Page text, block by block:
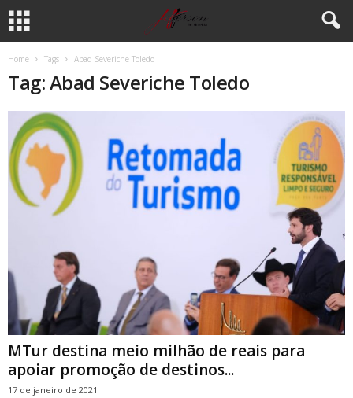
Home Tags Abad Severiche Toledo
Tag: Abad Severiche Toledo
MTur destina meio milhão de reais para
apoiar promoção de destinos...
17 de janeiro de 2021